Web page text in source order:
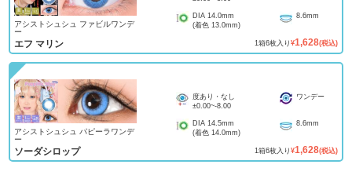
アシストシュシュ ファビルワンデ
ー
エフ マリン
DIA 14.0mm
(着色 13.0mm)
8.6mm
1箱6枚入り ¥1,628(税込)
アシストシュシュ パピーラワンデ
ー
ソーダシロップ
度あり・なし
±0.00~-8.00
ワンデー
DIA 14.5mm
(着色 14.0mm)
8.6mm
1箱6枚入り ¥1,628(税込)